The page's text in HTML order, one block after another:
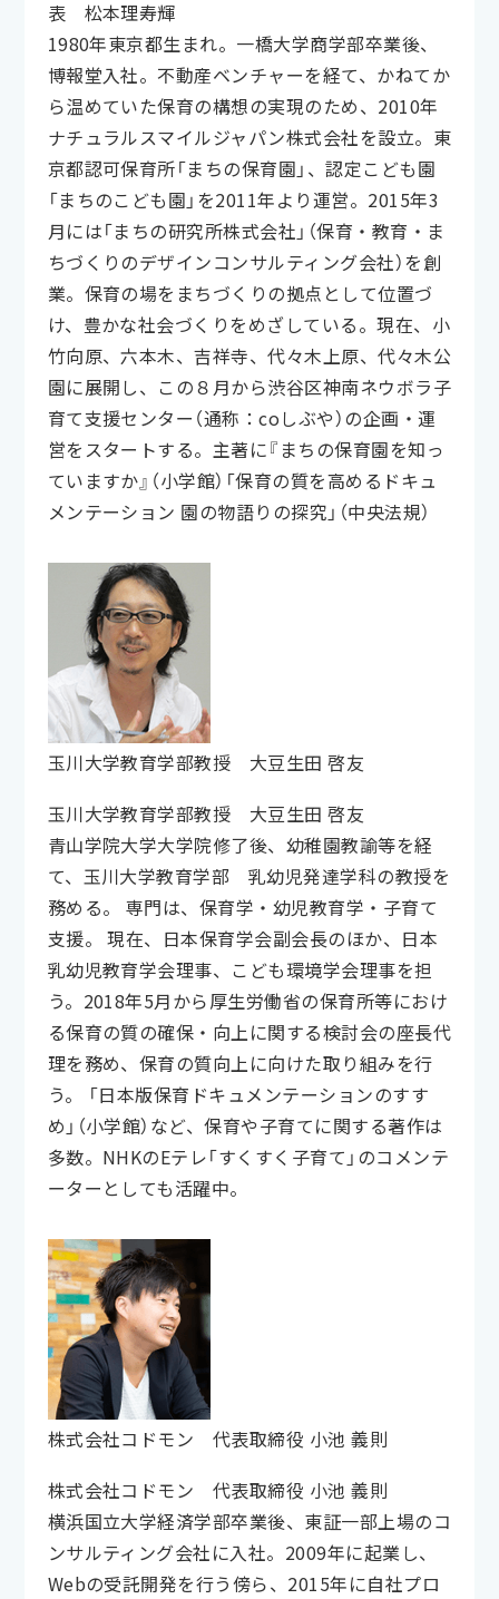
表 松本理寿輝
1980年東京都生まれ。一橋大学商学部卒業後、
博報堂入社。不動産ベンチャーを経て、かねてか
ら温めていた保育の構想の実現のため、2010年
ナチュラルスマイルジャパン株式会社を設立。東
京都認可保育所「まちの保育園」、認定こども園
「まちのこども園」を2011年より運営。2015年3
月には「まちの研究所株式会社」（保育・教育・ま
ちづくりのデザインコンサルティング会社）を創
業。保育の場をまちづくりの拠点として位置づ
け、豊かな社会づくりをめざしている。現在、小
竹向原、六本木、吉祥寺、代々木上原、代々木公
園に展開し、この８月から渋谷区神南ネウボラ子
育て支援センター（通称：coしぶや）の企画・運
営をスタートする。主著に『まちの保育園を知っ
ていますか』（小学館）「保育の質を高めるドキュ
メンテーション 園の物語りの探究」（中央法規）
玉川大学教育学部教授 大豆生田 啓友
玉川大学教育学部教授 大豆生田 啓友
青山学院大学大学院修了後、幼稚園教諭等を経
て、玉川大学教育学部 乳幼児発達学科の教授を
務める。 専門は、保育学・幼児教育学・子育て
支援。 現在、日本保育学会副会長のほか、日本
乳幼児教育学会理事、こども環境学会理事を担
う。2018年5月から厚生労働省の保育所等におけ
る保育の質の確保・向上に関する検討会の座長代
理を務め、保育の質向上に向けた取り組みを行
う。 「日本版保育ドキュメンテーションのすす
め」（小学館）など、保育や子育てに関する著作は
多数。NHKのEテレ「すくすく子育て」のコメンテ
ーターとしても活躍中。
株式会社コドモン 代表取締役 小池 義則
株式会社コドモン 代表取締役 小池 義則
横浜国立大学経済学部卒業後、東証一部上場のコ
ンサルティング会社に入社。2009年に起業し、
Webの受託開発を行う傍ら、2015年に自社プロ